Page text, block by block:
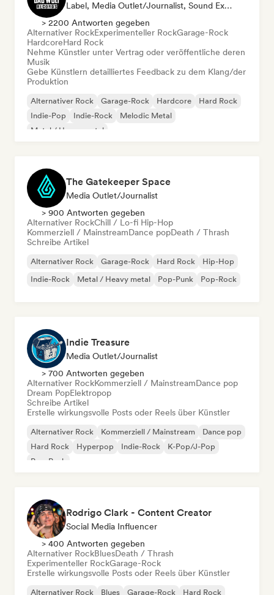
Label, Media Outlet/Journalist, Sound Experte
> 2200 Antworten gegeben
Alternativer RockExperimenteller RockGarage-Rock
HardcoreHard Rock
Nehme Künstler unter Vertrag oder veröffentliche deren
Musik
Gebe Künstlern detailliertes Feedback zu dem Klang/der
Produktion
Alternativer Rock Garage-Rock Hardcore
Hard Rock
Indie-Pop
Indie-Rock
Melodic Metal
Metal / Heavy metal
The Gatekeeper Space
Media Outlet/Journalist
> 900 Antworten gegeben
Alternativer RockChill / Lo-fi Hip-Hop
Kommerziell / MainstreamDance popDeath / Thrash
Schreibe Artikel
Alternativer Rock Garage-Rock Hard Rock
Hip-Hop
Indie-Rock
Metal / Heavy metal Pop-Punk Pop-Rock
Indie Treasure
Media Outlet/Journalist
> 700 Antworten gegeben
Alternativer RockKommerziell / MainstreamDance pop
Dream PopElektropop
Schreibe Artikel
Erstelle wirkungsvolle Posts oder Reels über Künstler
Alternativer Rock Kommerziell / Mainstream
Dance pop
Hard Rock
Hyperpop Indie-Rock
K-Pop/J-Pop
Pop-Punk
Rodrigo Clark - Content Creator
Social Media Influencer
> 400 Antworten gegeben
Alternativer RockBluesDeath / Thrash
Experimenteller RockGarage-Rock
Erstelle wirkungsvolle Posts oder Reels über Künstler
Alternativer Rock Blues Garage-Rock Hard Rock